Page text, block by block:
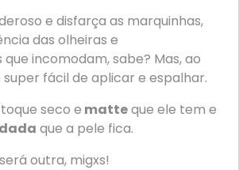
e disfarça as marquinhas,
das olheiras e
incomodam, sabe? Mas, ao
fácil de aplicar e espalhar.
seco e matteque ele tem e
que a pele fica.
outra, migxs!